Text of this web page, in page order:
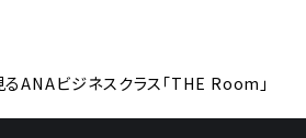
ANAビジネスクラス「THE Room」